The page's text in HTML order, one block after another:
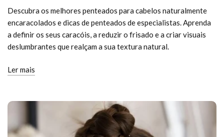
Descubra os melhores penteados para cabelos naturalmente
encaracolados e dicas de penteados de especialistas. Aprenda
a definir os seus caracóis, a reduzir o frisado e a criar visuais
deslumbrantes que realçam a sua textura natural.
Ler mais